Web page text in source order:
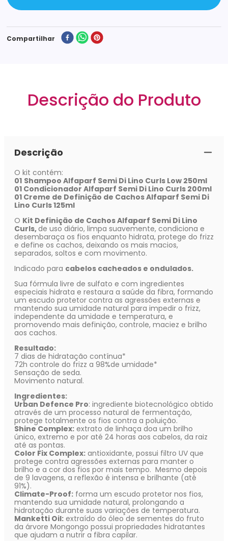
Compartilhar
Descrição do Produto
Descrição
O kit contém:
01 Shampoo Alfaparf Semi Di Lino Curls Low 250ml
01 Condicionador Alfaparf Semi Di Lino Curls 200ml
01 Creme de Definição de Cachos Alfaparf Semi Di
Lino Curls 125ml
O Kit Definição de Cachos Alfaparf Semi Di Lino
Curls,de uso diário, limpa suavemente, condiciona e
desembaraça os fios enquanto hidrata, protege do frizz
e define os cachos, deixando os mais macios,
separados, soltos e com movimento.
Indicado para cabelos cacheados e ondulados.
Sua fórmula livre de sulfato e com ingredientes
especiais hidrata e restaura a saúde da fibra, formando
um escudo protetor contra as agressões externas e
mantendo sua umidade natural para impedir o frizz,
independente da umidade e temperatura, e
promovendo mais definição, controle, maciez e brilho
aos cachos.
Resultado:
7 dias de hidratação contínua*
72h controle do frizz a 98%de umidade*
Sensação de seda.
Movimento natural.
Ingredientes:
Urban Defence Pro: ingrediente biotecnológico obtido
através de um processo natural de fermentação,
protege totalmente os fios contra a poluição.
Shine Complex: extrato de linhaça doa um brilho
único, extremo e por até 24 horas aos cabelos, da raiz
até as pontas.
Color Fix Complex: antioxidante, possui filtro UV que
protege contra agressões externas para manter o
brilho e a cor dos fios por mais tempo. Mesmo depois
de 9 lavagens, a reflexão é intensa e brilhante (até
91%).
Climate-Proof: forma um escudo protetor nos fios,
mantendo sua umidade natural, prolongando a
hidratação durante suas variações de temperatura.
Manketti Oil: extraído do óleo de sementes do fruto
da árvore Mongongo possui propriedades hidratantes
que ajudam a nutrir a fibra capilar.